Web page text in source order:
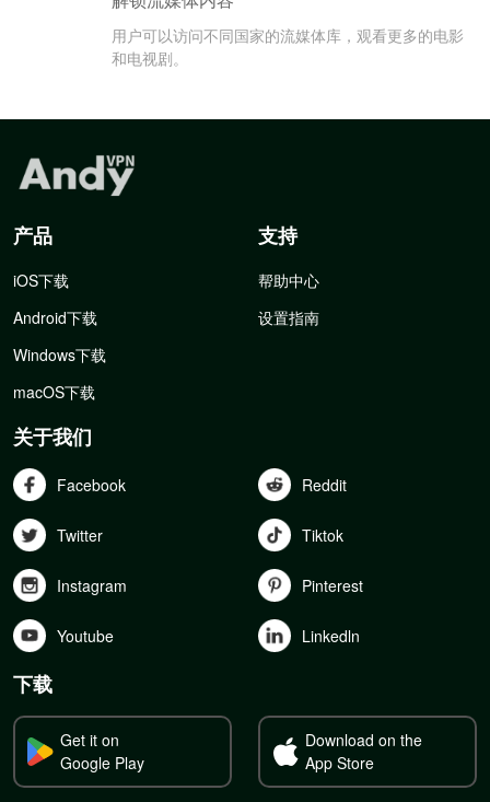
用户可以访问不同国家的流媒体库，观看更多的电影
和电视剧。
产品
iOS下载
Android下载
Windows下载
macOS下载
支持
帮助中心
设置指南
关于我们
Facebook Reddit
Twitter Tiktok
Instagram Pinterest
Youtube Linkedln
下载
Get it on
Google Play
Download on the
App Store